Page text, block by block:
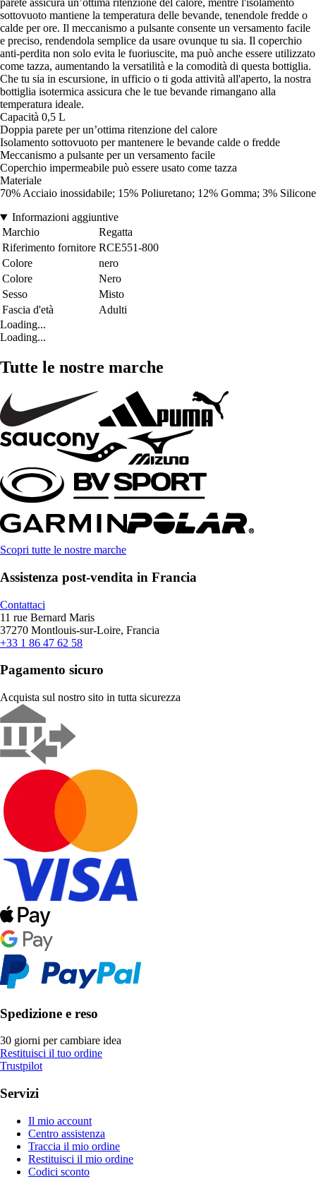
parete assicura un’ottima ritenzione del calore, mentre l'isolamento
sottovuoto mantiene la temperatura delle bevande, tenendole fredde o
calde per ore. Il meccanismo a pulsante consente un versamento facile
e preciso, rendendola semplice da usare ovunque tu sia. Il coperchio
anti-perdita non solo evita le fuoriuscite, ma può anche essere utilizzato
come tazza, aumentando la versatilità e la comodità di questa bottiglia.
Che tu sia in escursione, in ufficio o ti goda attività all'aperto, la nostra
bottiglia isotermica assicura che le tue bevande rimangano alla
temperatura ideale.
Capacità 0,5 L
Doppia parete per un’ottima ritenzione del calore
Isolamento sottovuoto per mantenere le bevande calde o fredde
Meccanismo a pulsante per un versamento facile
Coperchio impermeabile può essere usato come tazza
Materiale
70% Acciaio inossidabile; 15% Poliuretano; 12% Gomma; 3% Silicone
Informazioni aggiuntive
Marchio
Regatta
Riferimento fornitore RCE551-800
Colore
nero
Colore
Nero
Sesso
Misto
Fascia d'età
Adulti
Loading...
Loading...
Tutte le nostre marche
Scopri tutte le nostre marche
Assistenza post-vendita in Francia
Contattaci
11 rue Bernard Maris
37270 Montlouis-sur-Loire, Francia
+33 1 86 47 62 58
Pagamento sicuro
Acquista sul nostro sito in tutta sicurezza
Spedizione e reso
30 giorni per cambiare idea
Restituisci il tuo ordine
Trustpilot
Servizi
Il mio account
Centro assistenza
Traccia il mio ordine
Restituisci il mio ordine
Codici sconto